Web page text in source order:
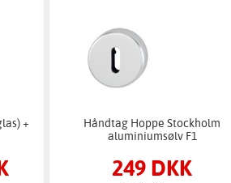
+
Håndtag Hoppe Stockholm
aluminiumsølv F1
249 DKK